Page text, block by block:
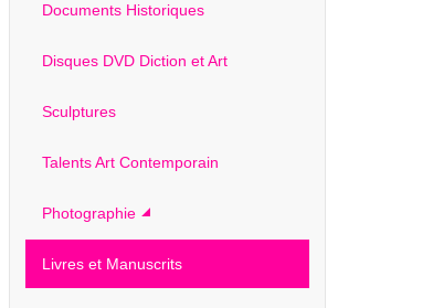
Documents Historiques
Disques DVD Diction et Art
Sculptures
Talents Art Contemporain
Photographie
Livres et Manuscrits